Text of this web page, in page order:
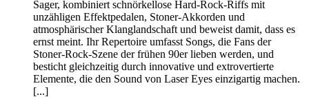
Sager, kombiniert schnörkellose Hard-Rock-Riffs mit
unzähligen Effektpedalen, Stoner-Akkorden und
atmosphärischer Klanglandschaft und beweist damit, dass es
ernst meint. Ihr Repertoire umfasst Songs, die Fans der
Stoner-Rock-Szene der frühen 90er lieben werden, und
besticht gleichzeitig durch innovative und extrovertierte
Elemente, die den Sound von Laser Eyes einzigartig machen.
[...]